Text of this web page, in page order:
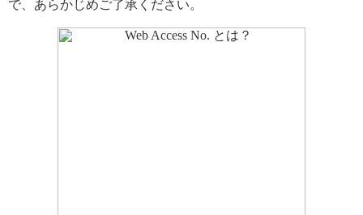
で、あらかじめご了承ください。